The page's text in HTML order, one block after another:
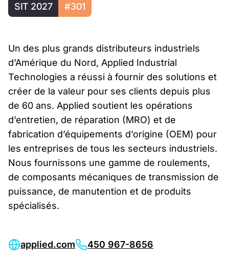
SIT 2027 #301
Un des plus grands distributeurs industriels
d’Amérique du Nord, Applied Industrial
Technologies a réussi à fournir des solutions et
créer de la valeur pour ses clients depuis plus
de 60 ans. Applied soutient les opérations
d’entretien, de réparation (MRO) et de
fabrication d’équipements d’origine (OEM) pour
les entreprises de tous les secteurs industriels.
Nous fournissons une gamme de roulements,
de composants mécaniques de transmission de
puissance, de manutention et de produits
spécialisés.
applied.com 450 967-8656